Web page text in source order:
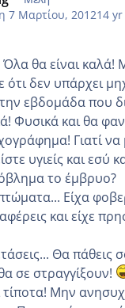
7 Μαρτίου, 201214 yr
θα είναι καλά!
ότι δεν υπάρχει
εβδομάδα που
Φυσικά και θα
Γιατί να
υγιείς και εσύ
το έμβρυο?
Είχα
και είχε
Θα πάθεις
σε στραγγίξουν!
τίποτα! Μην